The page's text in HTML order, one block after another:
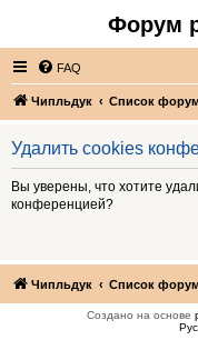
Форум
FAQ
Чипльдук Список
Удалить cookies
Вы уверены, что хотите
конференцией?
Чипльдук Список
Создано на основе